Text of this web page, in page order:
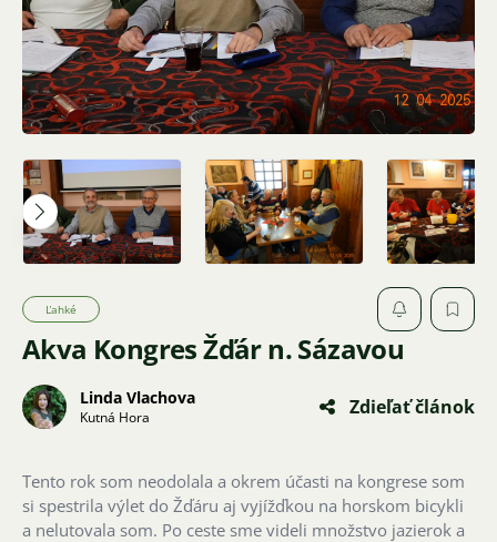
Akva Kongres Žďár n. Sázavou
Ľahké
Linda Vlachova
Kutná Hora Zdieľať článok
Tento rok som neodolala a okrem účasti na kongrese som
si spestrila výlet do Žďáru aj vyjížďkou na horskom bicykli
a nelutovala som. Po ceste sme videli množstvo jazierok a